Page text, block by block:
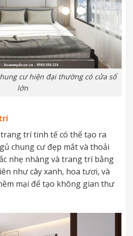
cư hiện đại thường có cửa sổ
lớn
trí tinh tế có thể tạo ra
chung cư đẹp mắt và thoải
nhẹ nhàng và trang trí bằng
như cây xanh, hoa tươi, và
mại để tạo không gian thư